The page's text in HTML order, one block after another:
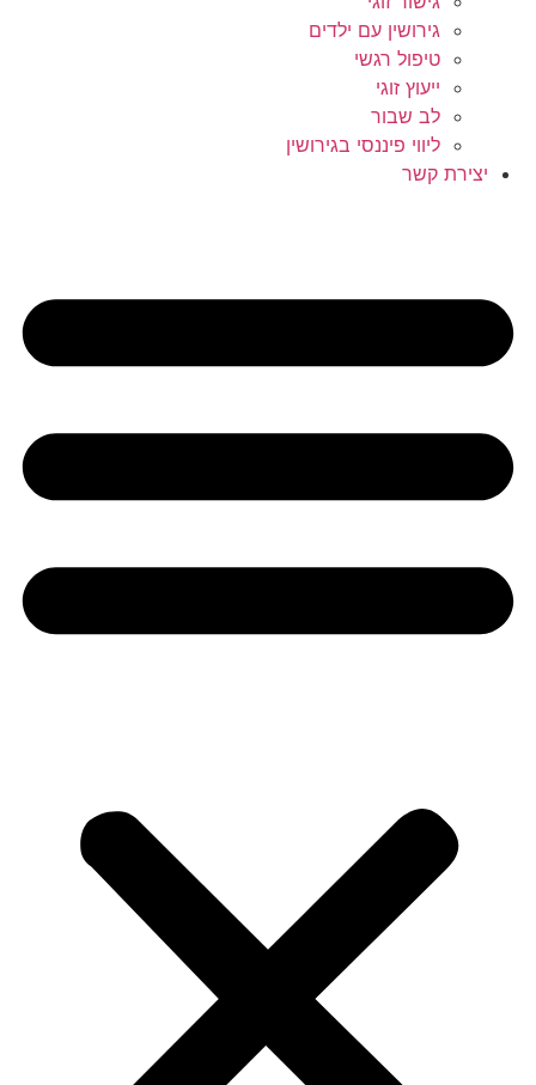
גירושין עם ילדים
טיפול רגשי
ייעוץ זוגי
לב שבור
ליווי פיננסי בגירושין
יצירת קשר